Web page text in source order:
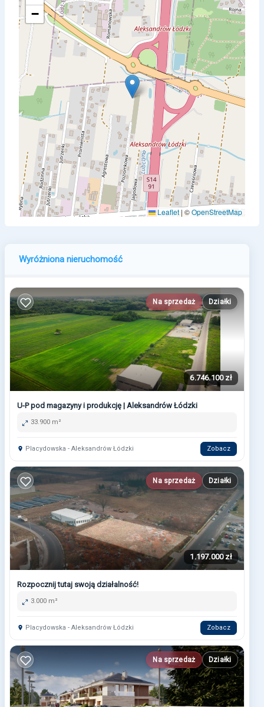
−
Leaflet | ©OpenStreetMap
Wyróżniona nieruchomość
Na sprzedaż Działki
6.746.100 zł
U-P pod magazyny i produkcję | Aleksandrów Łódzki
33.900 m²
Placydowska - Aleksandrów Łódzki Zobacz
Na sprzedaż Działki
1.197.000 zł
Rozpocznij tutaj swoją działalność!
3.000 m²
Placydowska - Aleksandrów Łódzki Zobacz
Na sprzedaż Działki